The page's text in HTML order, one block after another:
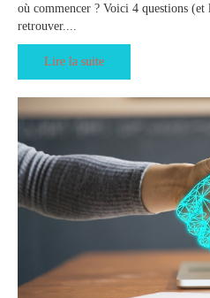
où commencer ? Voici 4 questions (et
retrouver....
Lire la suite